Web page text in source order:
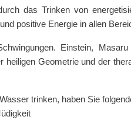
das Trinken von
positive Energie in allen
Einstein,
heiligen Geometrie und der
trinken, haben Sie